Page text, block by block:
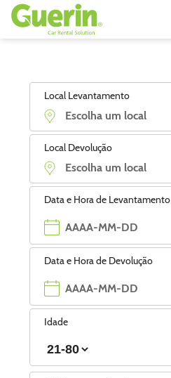
Local Levantamento
Local Devolução
Data e Hora de Levantamento
Data e Hora de Devolução
Idade